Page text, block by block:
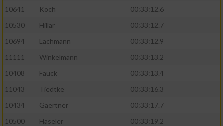
10641
Koch
00:33:12.6
10530
Hillar
00:33:12.7
10694
Lachmann
00:33:12.9
11111
Winkelmann
00:33:13.2
10408
Fauck
00:33:13.4
11043
Tiedtke
00:33:16.3
10434
Gaertner
00:33:17.7
10500
Häseler
00:33:19.2
Werbung